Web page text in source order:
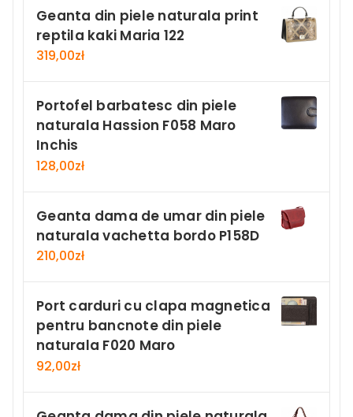
Geanta din piele naturala print
reptila kaki Maria 122
319,00zł
Portofel barbatesc din piele
naturala Hassion F058 Maro
Inchis
128,00zł
Geanta dama de umar din piele
naturala vachetta bordo P158D
210,00zł
Port carduri cu clapa magnetica
pentru bancnote din piele
naturala F020 Maro
92,00zł